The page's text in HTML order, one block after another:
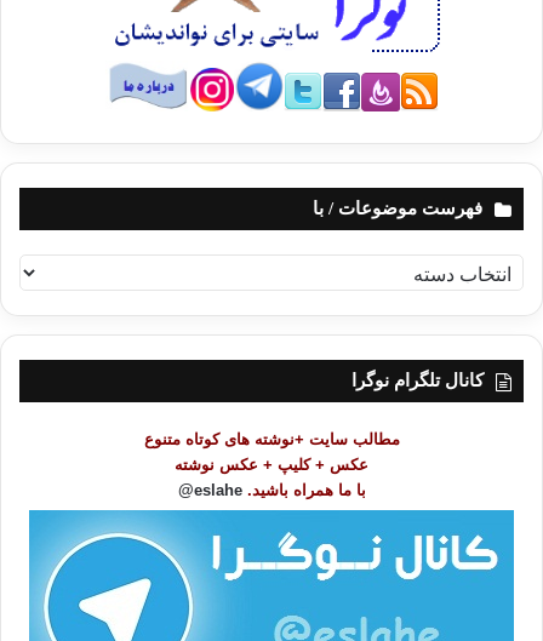
فهرست موضوعات / با
ه
ر
کانال تلگرام نوگرا
مطالب سایت +نوشته های کوتاه متنوع
عکس + کلیپ + عکس نوشته
با ما همراه باشید. eslahe@